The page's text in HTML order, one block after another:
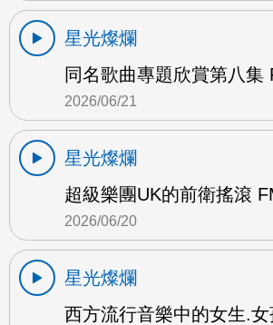
星光燦爛
同名歌曲專題欣賞第八集
2026/06/21
星光燦爛
超級樂團UK的前衛搖滾
2026/06/20
星光燦爛
西方流行音樂中的女生.